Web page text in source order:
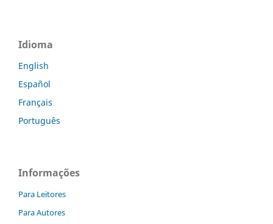
Idioma
English
Español
Français
Português
Informações
Para Leitores
Para Autores